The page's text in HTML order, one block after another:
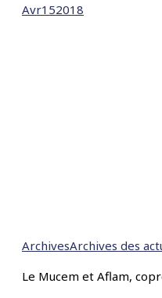
Avr152018
ArchivesArchives des
Le Mucem et Aflam,